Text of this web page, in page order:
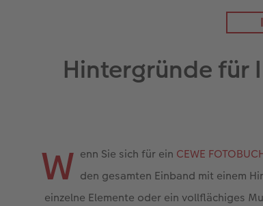
Hintergründe für
W enn Sie sich für ein CEWE
den gesamten Einband mit einem
einzelne Elemente oder ein vollflächiges